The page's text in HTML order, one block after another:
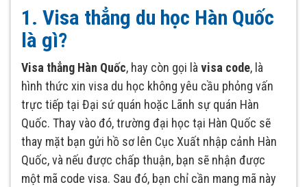
1. Visa thẳng du học Hàn Quốc
là gì?
Visa thẳng Hàn Quốc, hay còn gọi làvisa code, là
hình thức xin visa du học không yêu cầu phỏng vấn
trực tiếp tại Đại sứ quán hoặc Lãnh sự quán Hàn
Quốc. Thay vào đó, trường đại học tại Hàn Quốc sẽ
thay mặt bạn gửi hồ sơ lên Cục Xuất nhập cảnh Hàn
Quốc, và nếu được chấp thuận, bạn sẽ nhận được
một mã code visa. Sau đó, bạn chỉ cần mang mã này